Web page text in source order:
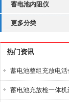
蓄电池内阻仪
更多分类
热门资讯